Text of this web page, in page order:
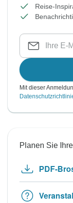
Reise-
Mit dieser
Planen Sie
PDF-